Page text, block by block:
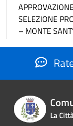
SELEZIONE
– MONTE
La